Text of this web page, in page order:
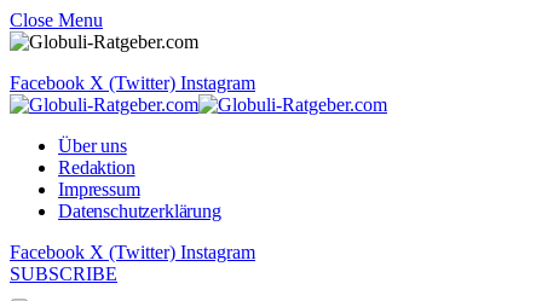
Close Menu
Facebook X (Twitter) Instagram
Über uns
Redaktion
Impressum
Datenschutzerklärung
Facebook X (Twitter) Instagram
SUBSCRIBE